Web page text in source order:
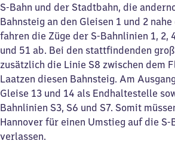
S-Bahn und der Stadtbahn, die
Bahnsteig an den Gleisen 1 und 2
fahren die Züge der S-Bahnlinien 1, 2,
und 51 ab. Bei den stattfindenden
zusätzlich die Linie S8 zwischen dem
Laatzen diesen Bahnsteig. Am
Gleise 13 und 14 als Endhaltestelle
Bahnlinien S3, S6 und S7. Somit
Hannover für einen Umstieg auf die
verlassen.